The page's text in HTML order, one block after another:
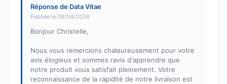
Réponse de Data Vitae
Publiée le 08/04/2026
Bonjour Christelle,
Nous vous remercions chaleureusement pour votre
avis élogieux et sommes ravis d'apprendre que
notre produit vous satisfait pleinement. Votre
reconnaissance de la rapidité de notre livraison est